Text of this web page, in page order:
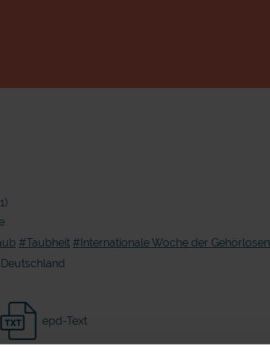
#Taubheit #Internationale Woche der Gehörlosen
epd-Text